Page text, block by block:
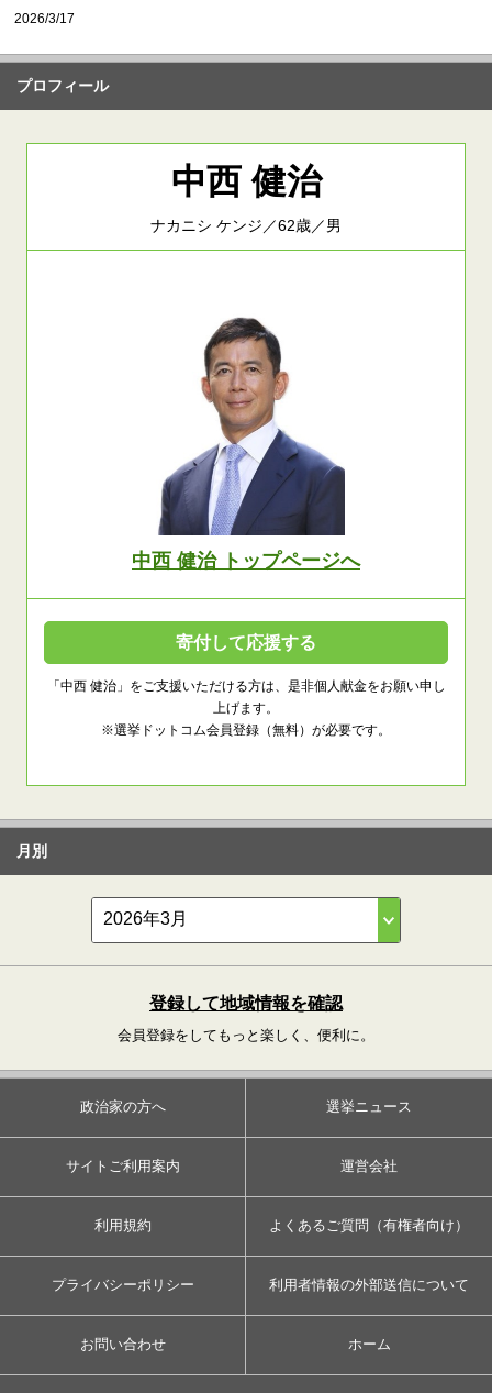
2026/3/17
プロフィール
中西 健治
ナカニシ ケンジ／62歳／男
中西 健治 トップページへ
寄付して応援する
「中西 健治」をご支援いただける方は、是非個人献金をお願い申し
上げます。
※選挙ドットコム会員登録（無料）が必要です。
月別
登録して地域情報を確認
会員登録をしてもっと楽しく、便利に。
政治家の方へ 選挙ニュース
サイトご利用案内 運営会社
利用規約 よくあるご質問（有権者向け）
プライバシーポリシー 利用者情報の外部送信について
お問い合わせ ホーム